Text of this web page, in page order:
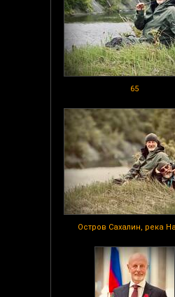
65
Остров Сахалин, река